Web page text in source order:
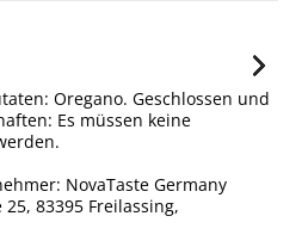
Oregano. Geschlossen und
Es müssen keine
NovaTaste Germany
83395 Freilassing,